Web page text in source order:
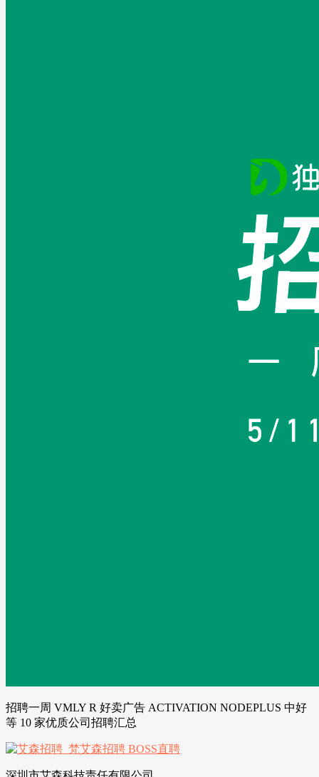
招聘一周 VMLY R 好卖广告 ACTIVATION NODEPLUS 中好
等 10 家优质公司招聘汇总